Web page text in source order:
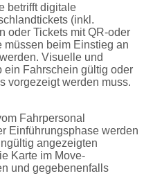
betrifft digitale
(inkl.
oder Tickets mit QR-oder
müssen beim Einstieg an
Visuelle und
ein Fahrschein gültig oder
vorgezeigt werden muss.
Fahrpersonal
Einführungsphase werden
angezeigten
Karte im Move-
und gegebenenfalls